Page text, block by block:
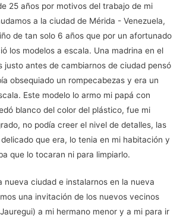
25 años por motivos del trabajo de mi
a la ciudad de Mérida - Venezuela,
de tan solo 6 años que por un afortunado
los modelos a escala. Una madrina en el
justo antes de cambiarnos de ciudad pensó
obsequiado un rompecabezas y era un
Este modelo lo armo mi papá con
blanco del color del plástico, fue mi
no podía creer el nivel de detalles, las
que era, lo tenia en mi habitación y
que lo tocaran ni para limpiarlo.
nueva ciudad e instalarnos en la nueva
una invitación de los nuevos vecinos
a mi hermano menor y a mi para ir